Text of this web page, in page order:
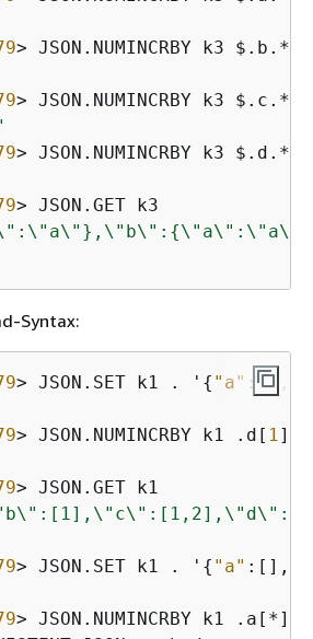
> JSON.NUMINCRBY k3 $.b.*
> JSON.NUMINCRBY k3 $.c.*
> JSON.NUMINCRBY k3 $.d.*
{
Syntax:
> JSON.SET k1 . ' { "a" :[],
> JSON.NUMINCRBY k1 .d[ 1]
> JSON.SET k1 . ' { "a" :[],
> JSON.NUMINCRBY k1 .a[*]